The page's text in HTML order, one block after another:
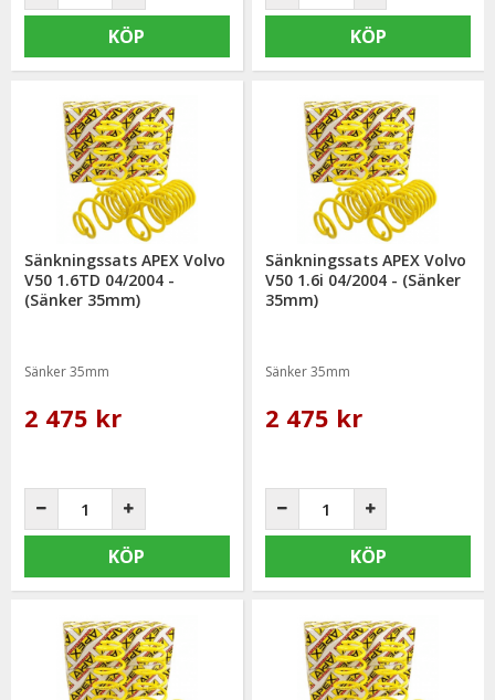
KÖP KÖP
Sänkningssats APEX Volvo
V50 1.6TD 04/2004 -
(Sänker 35mm)
Sänker 35mm
2 475 kr
KÖP
Sänkningssats APEX Volvo
V50 1.6i 04/2004 - (Sänker
35mm)
Sänker 35mm
2 475 kr
KÖP